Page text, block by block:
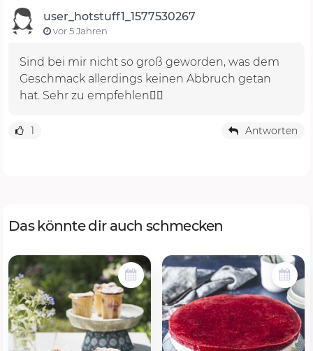
user_hotstuff1_1577530267
vor 5 Jahren
Sind bei mir nicht so groß geworden, was dem
Geschmack allerdings keinen Abbruch getan
hat. Sehr zu empfehlen👌🏻
1 Antworten
Das könnte dir auch schmecken